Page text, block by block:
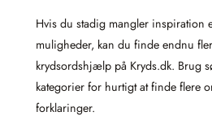
Hvis du stadig mangler inspiration
muligheder, kan du finde endnu
krydsordshjælp på Kryds.dk. Brug
kategorier for hurtigt at finde flere
forklaringer.